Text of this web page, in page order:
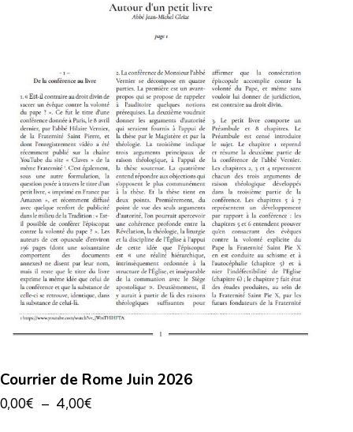
Courrier de Rome Juin 2026
0,00€ – 4,00€